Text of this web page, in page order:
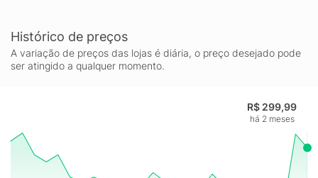
Histórico de preços
A variação de preços das lojas é diária, o preço desejado pode
ser atingido a qualquer momento.
R$ 299,99
há 2 meses